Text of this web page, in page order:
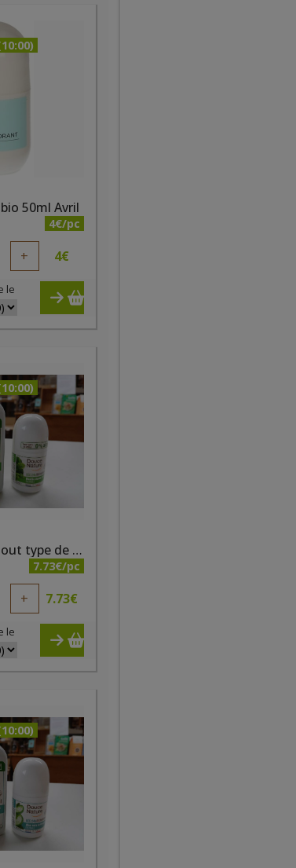
50ml Avril
4€/pc
+ 4€
le
Déodorant bio tout type de peaux à la menthe 50ml Douce Nature
7.73€/pc
+ 7.73€
le